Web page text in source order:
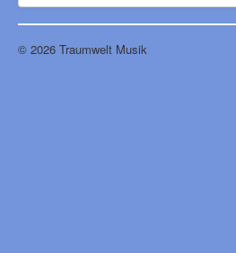
© 2026 Traumwelt Musik